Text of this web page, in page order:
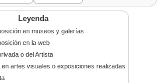
Leyenda
en museos y galerías
en la web
o del Artista
en artes visuales o exposiciones realizadas